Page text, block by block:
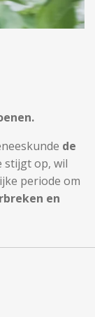
de
stijgt op, wil
periode om
en